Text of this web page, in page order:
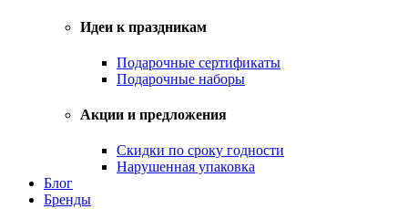
Идеи к праздникам
Подарочные сертификаты
Подарочные наборы
Акции и предложения
Скидки по сроку годности
Нарушенная упаковка
Блог
Бренды